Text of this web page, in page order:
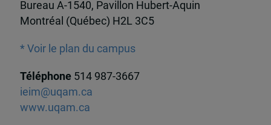
Bureau A-1540, Pavillon Hubert-Aquin
Montréal (Québec) H2L 3C5
* Voir le plan du campus
Téléphone 514 987-3667
ieim@uqam.ca
www.uqam.ca